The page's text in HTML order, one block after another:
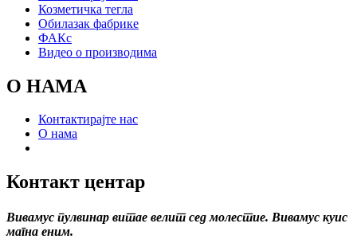
Козметичка тегла
Обилазак фабрике
ФАКс
Видео о производима
О НАМА
Контактирајте нас
О нама
Контакт центар
Вивамус пулвинар витае велит сед молестие. Вивамус куис
магна еним.